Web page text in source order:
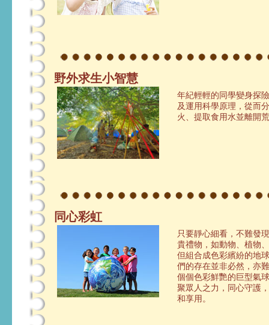
野外求生小智慧
年紀輕輕的同學變身探
及運用科學原理，從而
火、提取食用水並離開
同心彩虹
只要靜心細看，不難發
貴禮物，如動物、植物
但組合成色彩繽紛的地
們的存在並非必然，亦
個個色彩鮮艷的巨型氣
聚眾人之力，同心守護
和享用。